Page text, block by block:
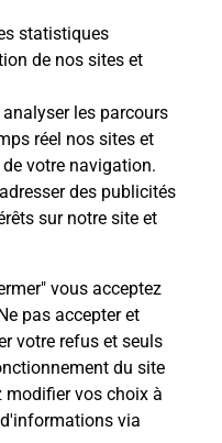
statistiques
de nos sites et
analyser les parcours
réel nos sites et
votre navigation.
des publicités
sur notre site et
vous acceptez
pas accepter et
votre refus et seuls
du site
modifier vos choix à
via
t-elle
?
de la route